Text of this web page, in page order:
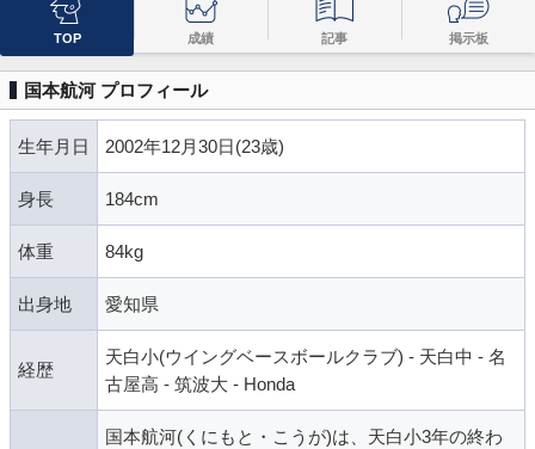
TOP 成績 記事 掲示板
国本航河 プロフィール
生年月日 2002年12月30日(23歳)
身長 184cm
体重 84kg
出身地 愛知県
経歴
天白小(ウイングベースボールクラブ) - 天白中 - 名
古屋高 - 筑波大 - Honda
国本航河(くにもと・こうが)は、天白小3年の終わ